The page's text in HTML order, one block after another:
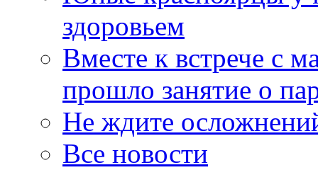
здоровьем
Вместе к встрече с
прошло занятие о
Не ждите
Все новости